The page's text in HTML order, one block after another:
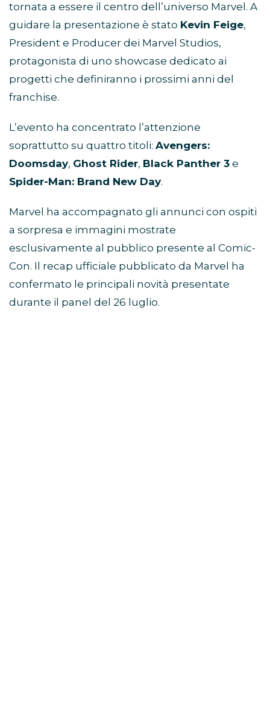
tornata a essere il centro dell’universo Marvel. A
guidare la presentazione è stato Kevin Feige,
President e Producer dei Marvel Studios,
protagonista di uno showcase dedicato ai
progetti che definiranno i prossimi anni del
franchise.
L’evento ha concentrato l’attenzione
soprattutto su quattro titoli: Avengers:
Doomsday, Ghost Rider, Black Panther 3 e
Spider-Man: Brand New Day.
Marvel ha accompagnato gli annunci con ospiti
a sorpresa e immagini mostrate
esclusivamente al pubblico presente al Comic-
Con. Il recap ufficiale pubblicato da Marvel ha
confermato le principali novità presentate
durante il panel del 26 luglio.